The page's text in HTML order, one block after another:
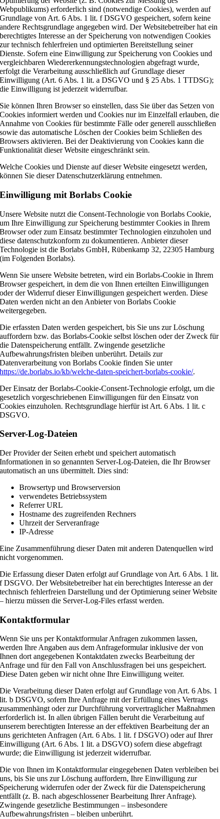
Webpublikums) erforderlich sind (notwendige Cookies), werden auf
Grundlage von Art. 6 Abs. 1 lit. f DSGVO gespeichert, sofern keine
andere Rechtsgrundlage angegeben wird. Der Websitebetreiber hat ein
berechtigtes Interesse an der Speicherung von notwendigen Cookies
zur technisch fehlerfreien und optimierten Bereitstellung seiner
Dienste. Sofern eine Einwilligung zur Speicherung von Cookies und
vergleichbaren Wiedererkennungstechnologien abgefragt wurde,
erfolgt die Verarbeitung ausschließlich auf Grundlage dieser
Einwilligung (Art. 6 Abs. 1 lit. a DSGVO und § 25 Abs. 1 TTDSG);
die Einwilligung ist jederzeit widerrufbar.
Sie können Ihren Browser so einstellen, dass Sie über das Setzen von
Cookies informiert werden und Cookies nur im Einzelfall erlauben, die
Annahme von Cookies für bestimmte Fälle oder generell ausschließen
sowie das automatische Löschen der Cookies beim Schließen des
Browsers aktivieren. Bei der Deaktivierung von Cookies kann die
Funktionalität dieser Website eingeschränkt sein.
Welche Cookies und Dienste auf dieser Website eingesetzt werden,
können Sie dieser Datenschutzerklärung entnehmen.
Einwilligung mit Borlabs Cookie
Unsere Website nutzt die Consent-Technologie von Borlabs Cookie,
um Ihre Einwilligung zur Speicherung bestimmter Cookies in Ihrem
Browser oder zum Einsatz bestimmter Technologien einzuholen und
diese datenschutzkonform zu dokumentieren. Anbieter dieser
Technologie ist die Borlabs GmbH, Rübenkamp 32, 22305 Hamburg
(im Folgenden Borlabs).
Wenn Sie unsere Website betreten, wird ein Borlabs-Cookie in Ihrem
Browser gespeichert, in dem die von Ihnen erteilten Einwilligungen
oder der Widerruf dieser Einwilligungen gespeichert werden. Diese
Daten werden nicht an den Anbieter von Borlabs Cookie
weitergegeben.
Die erfassten Daten werden gespeichert, bis Sie uns zur Löschung
auffordern bzw. das Borlabs-Cookie selbst löschen oder der Zweck für
die Datenspeicherung entfällt. Zwingende gesetzliche
Aufbewahrungsfristen bleiben unberührt. Details zur
Datenverarbeitung von Borlabs Cookie finden Sie unter
https://de.borlabs.io/kb/welche-daten-speichert-borlabs-cookie/.
Der Einsatz der Borlabs-Cookie-Consent-Technologie erfolgt, um die
gesetzlich vorgeschriebenen Einwilligungen für den Einsatz von
Cookies einzuholen. Rechtsgrundlage hierfür ist Art. 6 Abs. 1 lit. c
DSGVO.
Server-Log-Dateien
Der Provider der Seiten erhebt und speichert automatisch
Informationen in so genannten Server-Log-Dateien, die Ihr Browser
automatisch an uns übermittelt. Dies sind:
Browsertyp und Browserversion
verwendetes Betriebssystem
Referrer URL
Hostname des zugreifenden Rechners
Uhrzeit der Serveranfrage
IP-Adresse
Eine Zusammenführung dieser Daten mit anderen Datenquellen wird
nicht vorgenommen.
Die Erfassung dieser Daten erfolgt auf Grundlage von Art. 6 Abs. 1 lit.
f DSGVO. Der Websitebetreiber hat ein berechtigtes Interesse an der
technisch fehlerfreien Darstellung und der Optimierung seiner Website
– hierzu müssen die Server-Log-Files erfasst werden.
Kontaktformular
Wenn Sie uns per Kontaktformular Anfragen zukommen lassen,
werden Ihre Angaben aus dem Anfrageformular inklusive der von
Ihnen dort angegebenen Kontaktdaten zwecks Bearbeitung der
Anfrage und für den Fall von Anschlussfragen bei uns gespeichert.
Diese Daten geben wir nicht ohne Ihre Einwilligung weiter.
Die Verarbeitung dieser Daten erfolgt auf Grundlage von Art. 6 Abs. 1
lit. b DSGVO, sofern Ihre Anfrage mit der Erfüllung eines Vertrags
zusammenhängt oder zur Durchführung vorvertraglicher Maßnahmen
erforderlich ist. In allen übrigen Fällen beruht die Verarbeitung auf
unserem berechtigten Interesse an der effektiven Bearbeitung der an
uns gerichteten Anfragen (Art. 6 Abs. 1 lit. f DSGVO) oder auf Ihrer
Einwilligung (Art. 6 Abs. 1 lit. a DSGVO) sofern diese abgefragt
wurde; die Einwilligung ist jederzeit widerrufbar.
Die von Ihnen im Kontaktformular eingegebenen Daten verbleiben bei
uns, bis Sie uns zur Löschung auffordern, Ihre Einwilligung zur
Speicherung widerrufen oder der Zweck für die Datenspeicherung
entfällt (z. B. nach abgeschlossener Bearbeitung Ihrer Anfrage).
Zwingende gesetzliche Bestimmungen – insbesondere
Aufbewahrungsfristen – bleiben unberührt.